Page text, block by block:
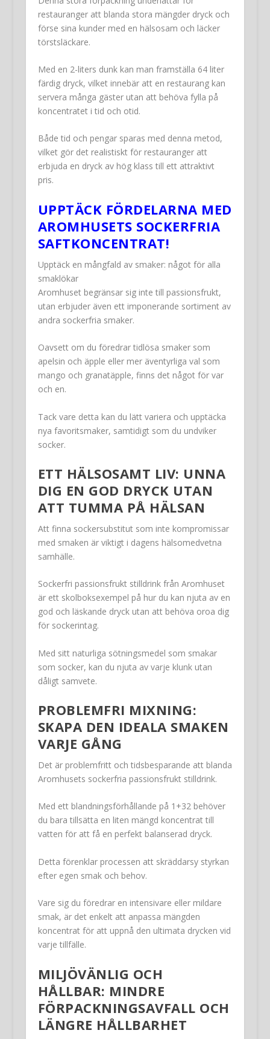
restauranger att blanda stora mängder dryck och
förse sina kunder med en hälsosam och läcker
törstsläckare.
Med en 2-liters dunk kan man framställa 64 liter
färdig dryck, vilket innebär att en restaurang kan
servera många gäster utan att behöva fylla på
koncentratet i tid och otid.
Både tid och pengar sparas med denna metod,
vilket gör det realistiskt för restauranger att
erbjuda en dryck av hög klass till ett attraktivt
pris.
UPPTÄCK FÖRDELARNA MED
AROMHUSETS SOCKERFRIA
SAFTKONCENTRAT!
Upptäck en mångfald av smaker: något för alla
smaklökar
Aromhuset begränsar sig inte till passionsfrukt,
utan erbjuder även ett imponerande sortiment av
andra sockerfria smaker.
Oavsett om du föredrar tidlösa smaker som
apelsin och äpple eller mer äventyrliga val som
mango och granatäpple, finns det något för var
och en.
Tack vare detta kan du lätt variera och upptäcka
nya favoritsmaker, samtidigt som du undviker
socker.
ETT HÄLSOSAMT LIV: UNNA
DIG EN GOD DRYCK UTAN
ATT TUMMA PÅ HÄLSAN
Att finna sockersubstitut som inte kompromissar
med smaken är viktigt i dagens hälsomedvetna
samhälle.
Sockerfri passionsfrukt stilldrink från Aromhuset
är ett skolboksexempel på hur du kan njuta av en
god och läskande dryck utan att behöva oroa dig
för sockerintag.
Med sitt naturliga sötningsmedel som smakar
som socker, kan du njuta av varje klunk utan
dåligt samvete.
PROBLEMFRI MIXNING:
SKAPA DEN IDEALA SMAKEN
VARJE GÅNG
Det är problemfritt och tidsbesparande att blanda
Aromhusets sockerfria passionsfrukt stilldrink.
Med ett blandningsförhållande på 1+32 behöver
du bara tillsätta en liten mängd koncentrat till
vatten för att få en perfekt balanserad dryck.
Detta förenklar processen att skräddarsy styrkan
efter egen smak och behov.
Vare sig du föredrar en intensivare eller mildare
smak, är det enkelt att anpassa mängden
koncentrat för att uppnå den ultimata drycken vid
varje tillfälle.
MILJÖVÄNLIG OCH
HÅLLBAR: MINDRE
FÖRPACKNINGSAVFALL OCH
LÄNGRE HÅLLBARHET